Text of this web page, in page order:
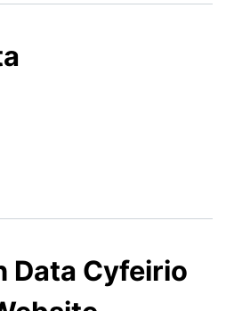
Data Cyfeirio